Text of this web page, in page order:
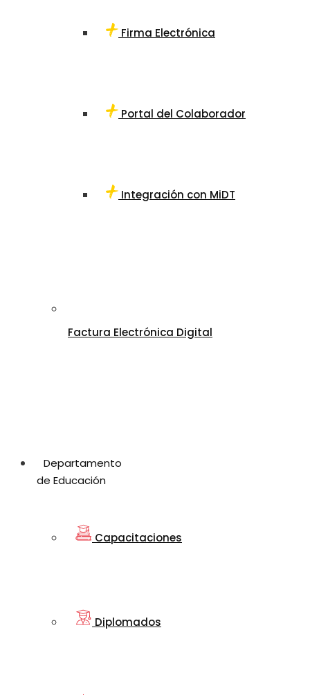
Firma Electrónica
Portal del Colaborador
Integración con MiDT
Factura Electrónica Digital
Departamento
de Educación
Capacitaciones
Diplomados